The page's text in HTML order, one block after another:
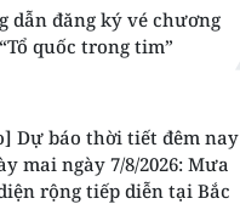
dẫn đăng ký vé chương
quốc trong tim”
Dự báo thời tiết đêm nay
mai ngày 7/8/2026: Mưa
rộng tiếp diễn tại Bắc